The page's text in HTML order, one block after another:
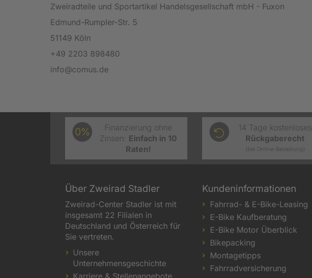
Zweiradteile und Sportartikel Handelsgesellschaft mbH - Fuxon
Edmund-Rumpler-Str. 5
51149 Köln
+49 2203 898480
info@comus.de
0%
Finanzierung ohne
Zinsen: Einfach in 10
Raten!
14 Tage kostenloses
Rückgaberecht
(bei Online-Bestellung)
Über Zweirad Stadler
Zweirad-Center Stadler ist mit
insgesamt 22 Filialen in
Deutschland und Österreich für
Sie vertreten.
Unsere
Unternehmensgeschichte
Karriere & Stellenangebote
Kundeninformationen
Fahrrad- & E-Bike-Leasing
E-Bike Kaufberatung
E-Bike Motor Überblick
Bikepacking
Montagetipps
Fahrradversicherung